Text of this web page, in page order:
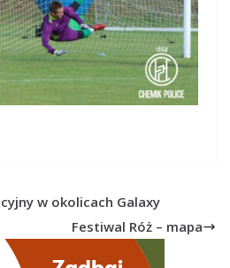
w okolicach Galaxy
Festiwal Róż – mapa